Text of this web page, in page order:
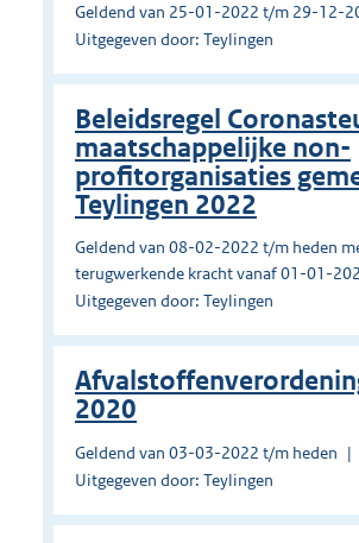
Geldend van 25-01-2022 t/m 29-12-
Uitgegeven door: Teylingen
Beleidsregel
maatschappelijke non-
profitorganisaties
Teylingen 2022
Geldend van 08-02-2022 t/m heden
terugwerkende kracht vanaf 01-01-
Uitgegeven door: Teylingen
2020
Geldend van 03-03-2022 t/m heden
Uitgegeven door: Teylingen